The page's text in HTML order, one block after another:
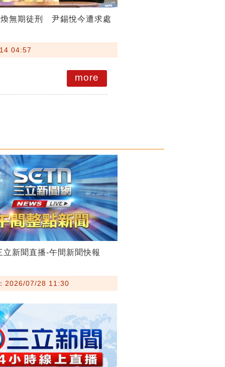
無期徒刑 尹錫悅今遭求處
04:57
more
立新聞直播-午間新聞快報
2026/07/28 11:30